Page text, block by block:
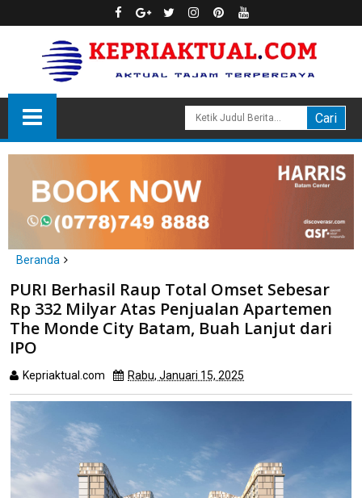
Beranda
PURI Berhasil Raup Total Omset Sebesar Rp 332 Milyar Atas
Penjualan Apartemen The Monde City Batam, Buah Lanjut dari
IPO
PURI Berhasil Raup Total Omset Sebesar
Rp 332 Milyar Atas Penjualan Apartemen
The Monde City Batam, Buah Lanjut dari
IPO
Kepriaktual.com Rabu, Januari 15, 2025